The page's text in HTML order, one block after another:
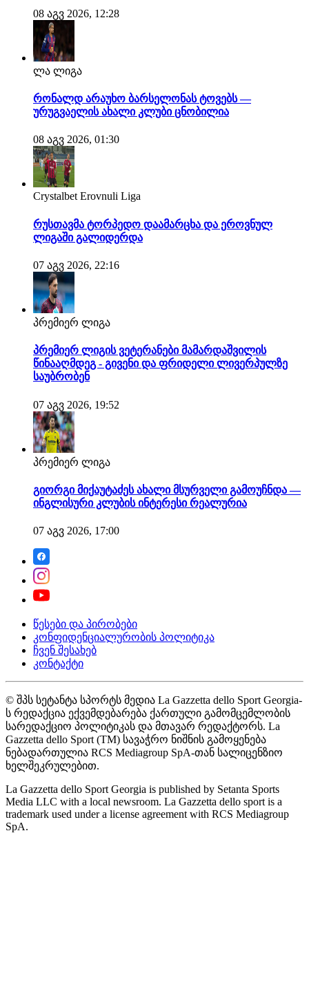
08 აგვ 2026, 12:28
ლა ლიგა
რონალდ არაუხო ბარსელონას ტოვებს —
ურუგვაელის ახალი კლუბი ცნობილია
08 აგვ 2026, 01:30
Crystalbet Erovnuli Liga
რუსთავმა ტორპედო დაამარცხა და ეროვნულ
ლიგაში გალიდერდა
07 აგვ 2026, 22:16
პრემიერ ლიგა
პრემიერ ლიგის ვეტერანები მამარდაშვილის
წინააღმდეგ - გივენი და ფრიდელი ლივერპულზე
საუბრობენ
07 აგვ 2026, 19:52
პრემიერ ლიგა
გიორგი მიქაუტაძეს ახალი მსურველი გამოუჩნდა —
ინგლისური კლუბის ინტერესი რეალურია
07 აგვ 2026, 17:00
წესები და პირობები
კონფიდენციალურობის პოლიტიკა
ჩვენ შესახებ
კონტაქტი
© შპს სეტანტა სპორტს მედია La Gazzetta dello Sport Georgia-
ს რედაქცია ექვემდებარება ქართული გამომცემლობის
სარედაქციო პოლიტიკას და მთავარ რედაქტორს. La
Gazzetta dello Sport (TM) სავაჭრო ნიშნის გამოყენება
ნებადართულია RCS Mediagroup SpA-თან სალიცენზიო
ხელშეკრულებით.
La Gazzetta dello Sport Georgia is published by Setanta Sports
Media LLC with a local newsroom. La Gazzetta dello sport is a
trademark used under a license agreement with RCS Mediagroup
SpA.